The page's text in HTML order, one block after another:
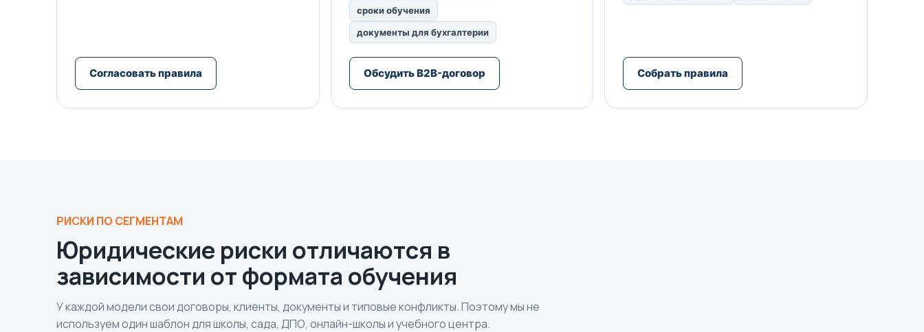
Согласовать правила
сроки обучения
документы для бухгалтерии
Обсудить B2B-договор Собрать правила
РИСКИ ПО СЕГМЕНТАМ
Юридические риски отличаются в
зависимости от формата обучения
У каждой модели свои договоры, клиенты, документы и типовые конфликты. Поэтому мы не
используем один шаблон для школы, сада, ДПО, онлайн-школы и учебного центра.